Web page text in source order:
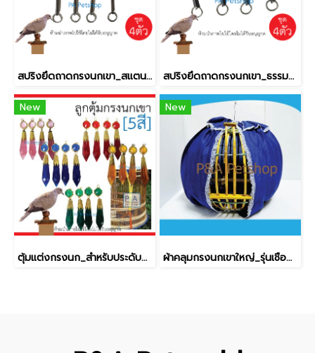
สปริงยึดถาดกรงนกเขา_สแตนเลส [4ชิ้น] สปริงยึดถาดกรงนกเขา_ธรรมดา[4ชิ้น]
New
ตุ้มแต่งกรงนก_สำหรับประดับกรงนกเขาชวา (1 แพ็ค 4 อัน)
New
ผ้าคลุมกรงนกเขาใหญ่_รุ่นเชือกผูก 1ผืน (คละสี)